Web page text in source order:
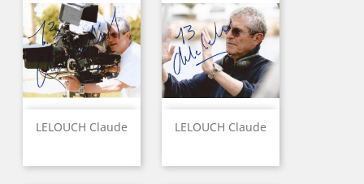
LELOUCH Claude LELOUCH Claude